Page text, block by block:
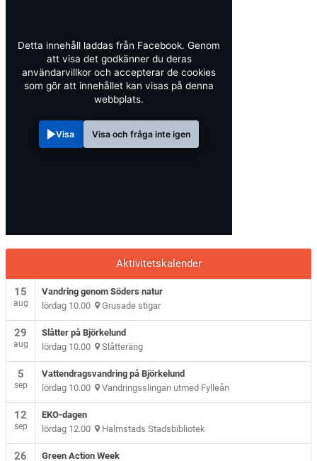
Detta innehåll laddas från Facebook. Genom
att visa det godkänner du deras
användarvillkor och accepterar de cookies
som gör att innehållet kan visas på denna
webbplats.
Visa Visa och fråga inte igen
Aktivitetskalender
15
aug
Vandring genom Söders natur
lördag 10.00 Grusade stigar
29
aug
Slåtter på Björkelund
lördag 10.00 Slåtteräng
5
sep
Vattendragsvandring på Björkelund
lördag 10.00 Vandringsslingan utmed Fylleån
12
sep
EKO-dagen
lördag 12.00 Halmstads Stadsbibliotek
26 Green Action Week